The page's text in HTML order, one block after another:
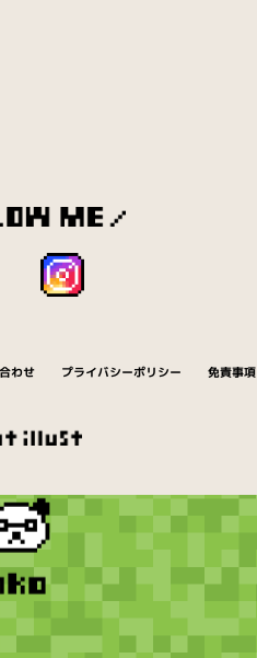
わせ プライバシーポリシー 免責事項